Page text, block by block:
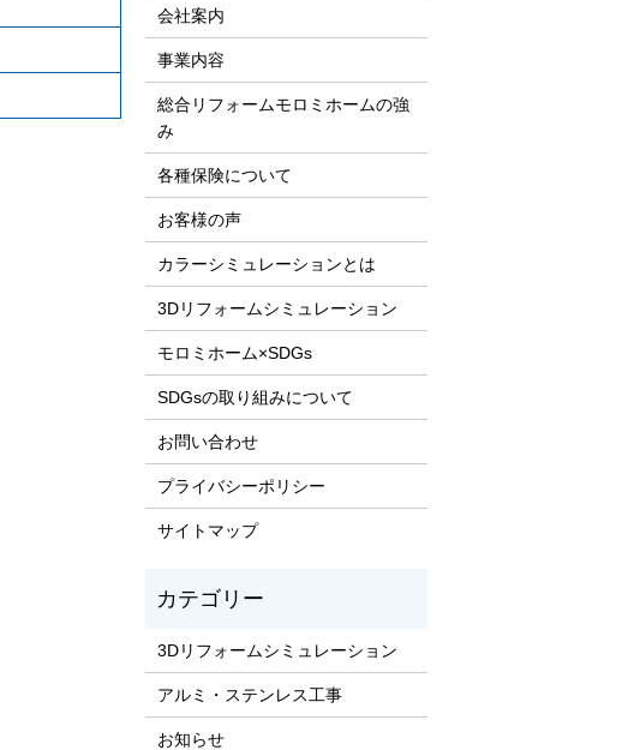
会社案内
事業内容
総合リフォームモロミホームの強
み
各種保険について
お客様の声
カラーシミュレーションとは
3Dリフォームシミュレーション
モロミホーム×SDGs
SDGsの取り組みについて
お問い合わせ
プライバシーポリシー
サイトマップ
3Dリフォームシミュレーション
アルミ・ステンレス工事
お知らせ